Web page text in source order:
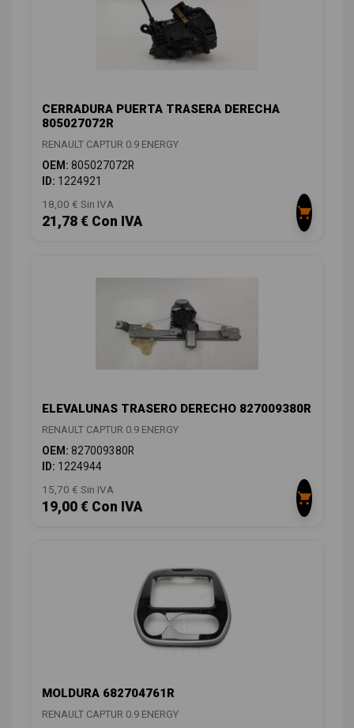
CERRADURA PUERTA TRASERA DERECHA
805027072R
RENAULT CAPTUR 0.9 ENERGY
OEM: 805027072R
ID: 1224921
18,00 € Sin IVA
21,78 € Con IVA
ELEVALUNAS TRASERO DERECHO 827009380R
RENAULT CAPTUR 0.9 ENERGY
OEM: 827009380R
ID: 1224944
15,70 € Sin IVA
19,00 € Con IVA
MOLDURA 682704761R
RENAULT CAPTUR 0.9 ENERGY